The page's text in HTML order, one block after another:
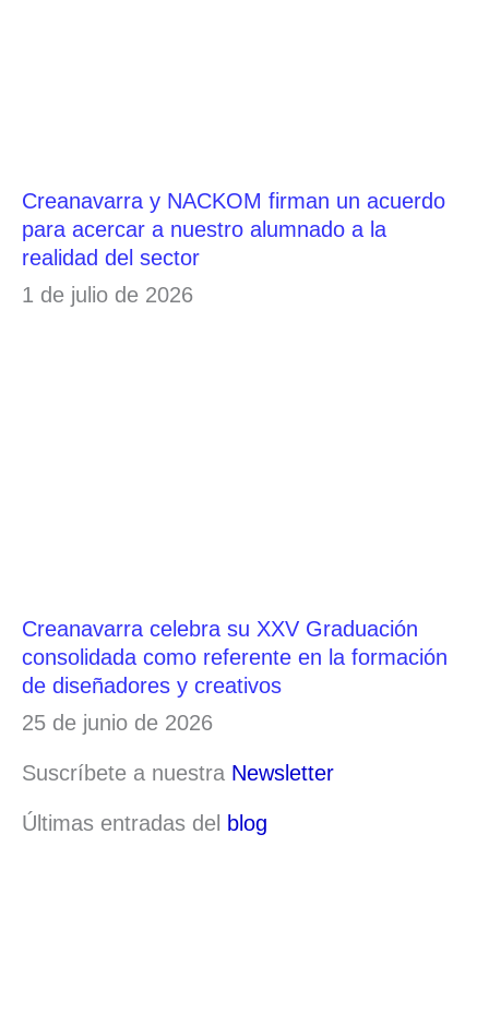
Creanavarra y NACKOM firman un acuerdo
para acercar a nuestro alumnado a la
realidad del sector
1 de julio de 2026
Creanavarra celebra su XXV Graduación
consolidada como referente en la formación
de diseñadores y creativos
25 de junio de 2026
Suscríbete a nuestra Newsletter
Últimas entradas del blog